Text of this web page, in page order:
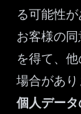
る可能性が
お客様の
を得て、
場合があり
個人デー